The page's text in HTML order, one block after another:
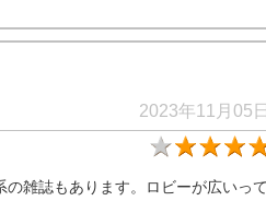
2023年11月05日
雑誌もあります。ロビーが広いって